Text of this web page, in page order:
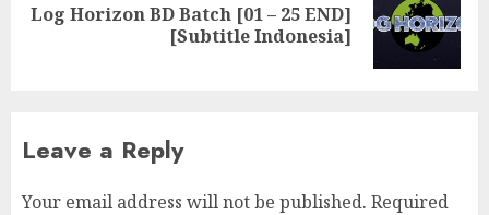
Next
Log Horizon BD Batch [01 – 25 END]
[Subtitle Indonesia]
Leave a Reply
Your email address will not be published. Required